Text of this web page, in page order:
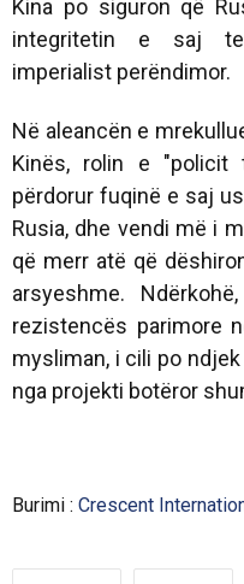
Kina po siguron që
integritetin e saj
imperialist perëndimor.
Në aleancën e
Kinës, rolin e
përdorur fuqinë e saj
Rusia, dhe vendi më i
që merr atë që
arsyeshme.
rezistencës parimore
mysliman, i cili po
nga projekti botëror
Burimi : Crescent